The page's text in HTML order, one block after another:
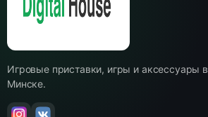
Игровые приставки, игры и аксессуары в
Минске.